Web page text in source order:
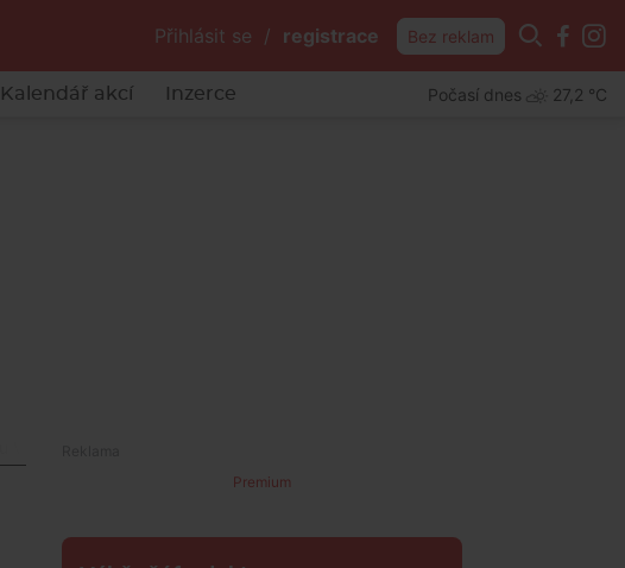
Přihlásit se / registrace Bez reklam
Kalendář akcí Inzerce Počasí dnes 27,2 °C
Premium